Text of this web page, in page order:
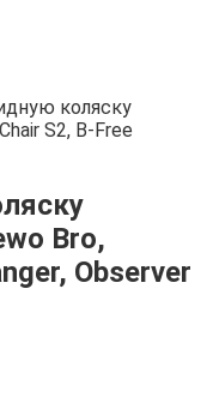
коляску
S2, B-Free
Bro,
Observer